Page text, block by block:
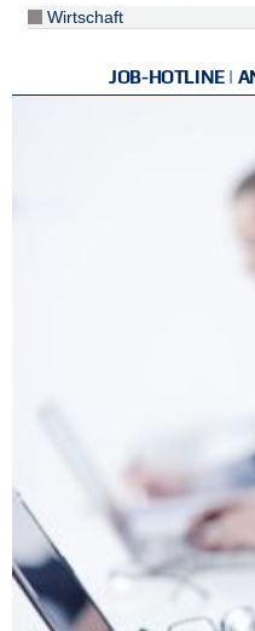
Wirtschaft
JOB-HOTLINE |